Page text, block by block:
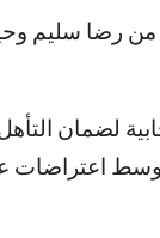
رضا سليم
لضمان
وسط اعتراضات